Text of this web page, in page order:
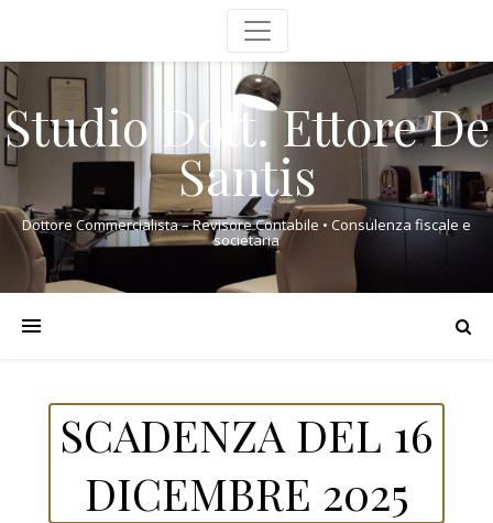
Studio Dott. Ettore De
Santis
Dottore Commercialista – Revisore Contabile • Consulenza fiscale e
societaria
SCADENZA DEL 16
DICEMBRE 2025